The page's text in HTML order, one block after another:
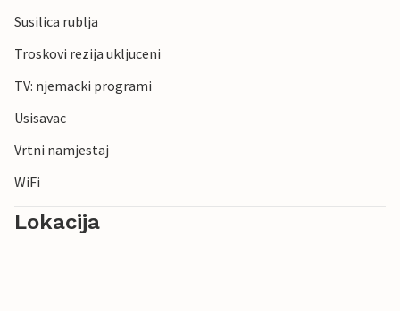
Susilica rublja
Troskovi rezija ukljuceni
TV: njemacki programi
Usisavac
Vrtni namjestaj
WiFi
Lokacija